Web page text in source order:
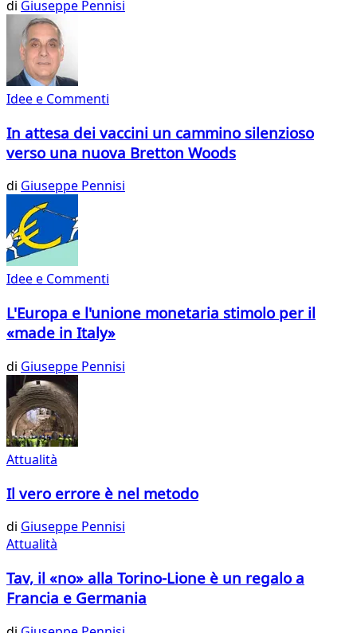
di Giuseppe Pennisi
Idee e Commenti
In attesa dei vaccini un cammino silenzioso
verso una nuova Bretton Woods
di Giuseppe Pennisi
Idee e Commenti
L'Europa e l'unione monetaria stimolo per il
«made in Italy»
di Giuseppe Pennisi
Attualità
Il vero errore è nel metodo
di Giuseppe Pennisi
Attualità
Tav, il «no» alla Torino-Lione è un regalo a
Francia e Germania